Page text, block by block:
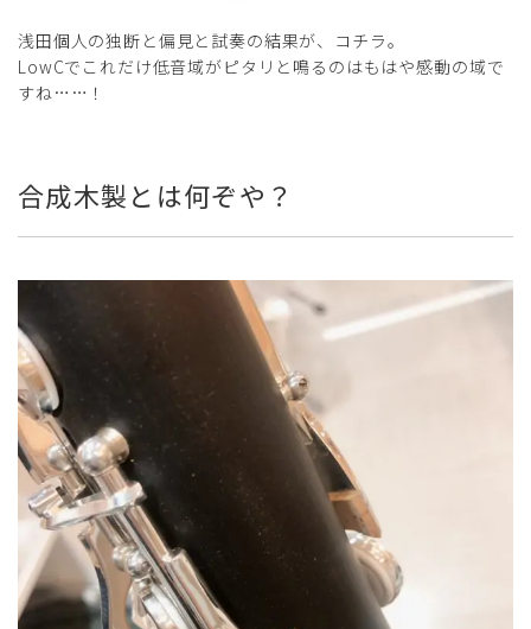
浅田個人の独断と偏見と試奏の結果が、コチラ。
LowCでこれだけ低音域がピタリと鳴るのはもはや感動の域で
すね……！
合成木製とは何ぞや？